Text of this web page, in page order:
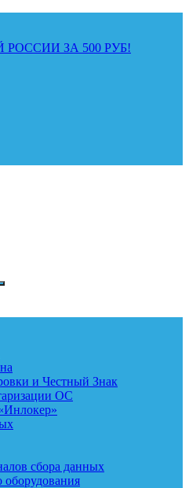
ЗА 500 РУБ!
и Честный Знак
ОС
сбора данных
оборудования